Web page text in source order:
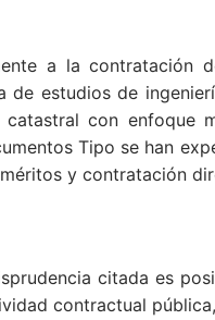
a la contratación
estudios de
con enfoque
Tipo se han
y contratación
citada es
contractual